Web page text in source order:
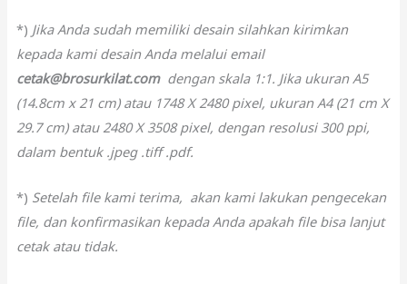
*) Jika Anda sudah memiliki desain silahkan kirimkan
kepada kami desain Anda melalui email
cetak@brosurkilat.com dengan skala 1:1. Jika ukuran A5
(14.8cm x 21 cm) atau 1748 X 2480 pixel, ukuran A4 (21 cm X
29.7 cm) atau 2480 X 3508 pixel, dengan resolusi 300 ppi,
dalam bentuk .jpeg .tiff .pdf.
*) Setelah file kami terima, akan kami lakukan pengecekan
file, dan konfirmasikan kepada Anda apakah file bisa lanjut
cetak atau tidak.